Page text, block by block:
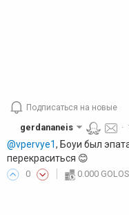
Подписаться на новые
gerdananeis ·
@vpervye1, Боуи был
перекраситься 😊
0 0.000 GOLOS